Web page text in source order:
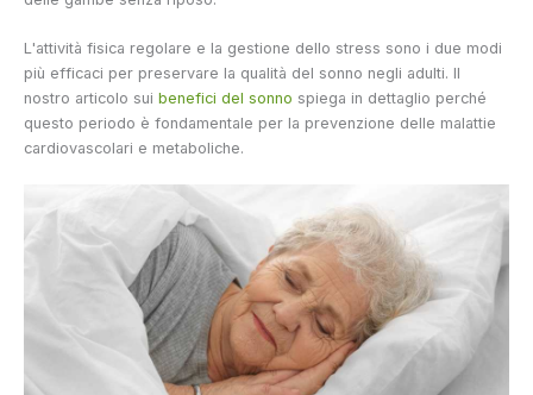
L'attività fisica regolare e la gestione dello stress sono i due modi
più efficaci per preservare la qualità del sonno negli adulti. Il
nostro articolo sui benefici del sonno spiega in dettaglio perché
questo periodo è fondamentale per la prevenzione delle malattie
cardiovascolari e metaboliche.